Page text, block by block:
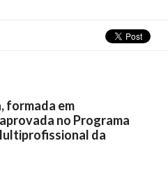
formada em
no Programa
da